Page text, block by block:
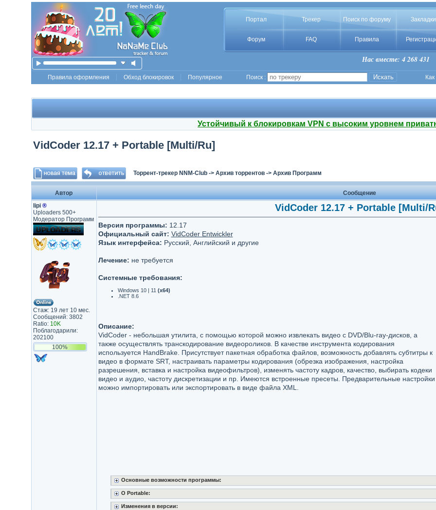
Портал Трекер Поиск по форуму Закладки
Форум FAQ Правила
Нас вместе: 4 268 431
Правила оформления Обход блокировок Популярное Поиск :
Устойчивый к блокировкам VPN с высоким уровнем
VidCoder 12.17 + Portable [Multi/Ru]
Торрент-трекер NNM-Club-> Архив торрентов-> Архив Программ
Автор
Сообщение
lipi ®
Uploaders 500+
Модератор Программ
Стаж: 19 лет 10 мес.
Сообщений: 3802
Ratio: 10K
Поблагодарили:
202100
100%
VidCoder 12.17 + Portable [Multi/
Версия программы: 12.17
Официальный сайт: VidCoder Entwickler
Язык интерфейса: Русский, Английский и другие
Лечение: не требуется
Системные требования:
Windows 10 | 11 (x64)
.NET 8.6
Описание:
VidCoder - небольшая утилита, с помощью которой можно извлекать видео с DVD/Blu-ray-дисков, а
также осуществлять транскодирование видеороликов. В качестве инструмента кодирования
используется HandBrake. Присутствует пакетная обработка файлов, возможность добавлять субтитры к
видео в формате SRT, настраивать параметры кодирования (обрезка изображения, настройка
разрешения, вставка и настройка видеофильтров), изменять частоту кадров, качество, выбирать кодеки
видео и аудио, частоту дискретизации и пр. Имеются встроенные пресеты. Предварительные настройки
можно импортировать или экспортировать в виде файла XML.
Основные возможности программы:
О Portable:
Изменения в версии: